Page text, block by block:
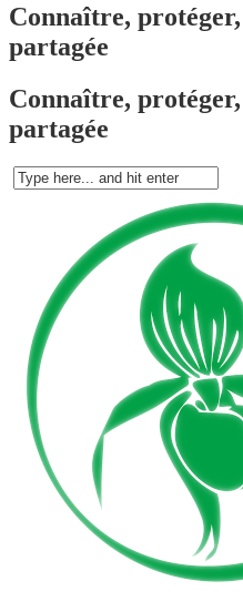
Connaître,
partagée
Connaître,
partagée